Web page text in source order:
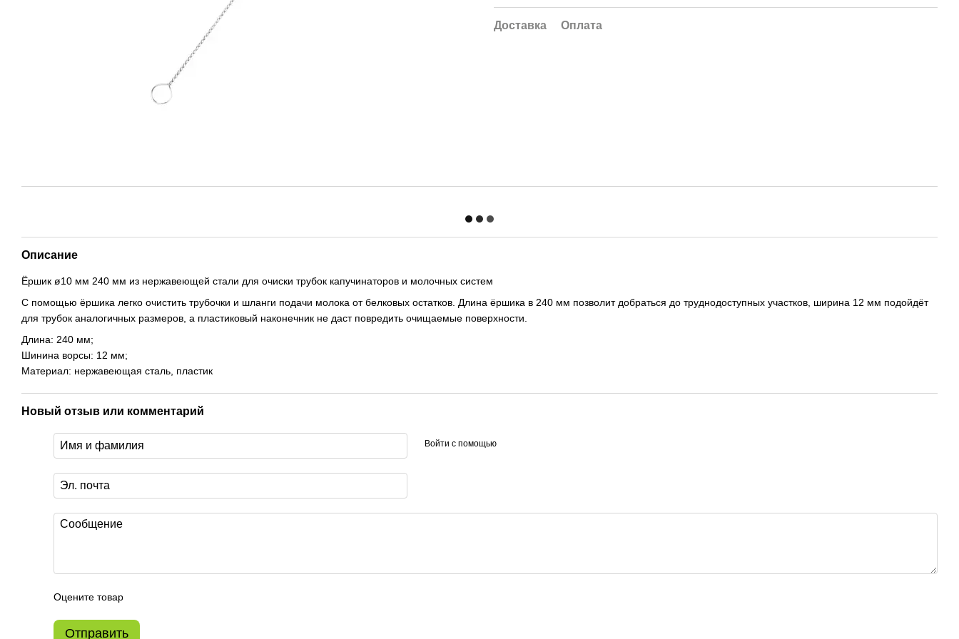
Доставка Оплата
Описание
Ёршик ø10 мм 240 мм из нержавеющей стали для очиски трубок капучинаторов и молочных систем
С помощью ёршика легко очистить трубочки и шланги подачи молока от белковых остатков. Длина ёршика в 240 мм позволит добраться до труднодоступных участков, ширина 12 мм подойдёт
для трубок аналогичных размеров, а пластиковый наконечник не даст повредить очищаемые поверхности.
Длина: 240 мм;
Шинина ворсы: 12 мм;
Материал: нержавеющая сталь, пластик
Новый отзыв или комментарий
Войти с помощью
Оцените товар
Отправить